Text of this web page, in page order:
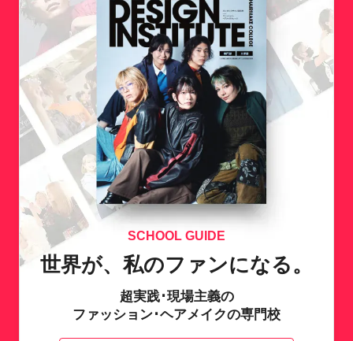
SCHOOL GUIDE
世界が、私のファンになる。
超実践･現場主義の
ファッション･ヘアメイクの専門校